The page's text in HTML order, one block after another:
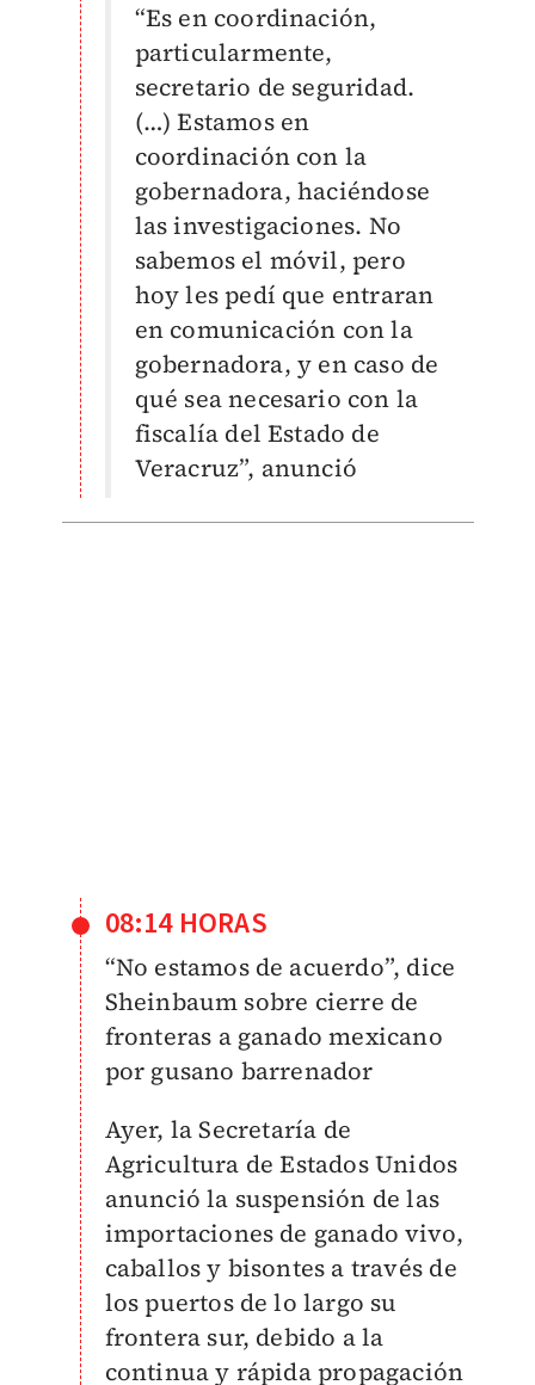
“Es en coordinación,
particularmente,
secretario de seguridad.
(…) Estamos en
coordinación con la
gobernadora, haciéndose
las investigaciones. No
sabemos el móvil, pero
hoy les pedí que entraran
en comunicación con la
gobernadora, y en caso de
qué sea necesario con la
fiscalía del Estado de
Veracruz”, anunció
08:14 HORAS
“No estamos de acuerdo”, dice
Sheinbaum sobre cierre de
fronteras a ganado mexicano
por gusano barrenador
Ayer, la Secretaría de
Agricultura de Estados Unidos
anunció la suspensión de las
importaciones de ganado vivo,
caballos y bisontes a través de
los puertos de lo largo su
frontera sur, debido a la
continua y rápida propagación